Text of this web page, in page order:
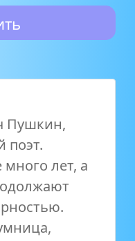
Пушкин,
поэт.
лет, а